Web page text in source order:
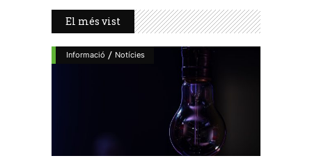
El més vist
Informació / Notícies